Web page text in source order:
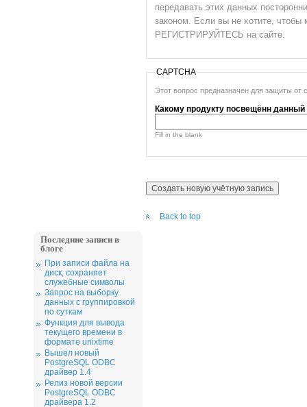
передавать этих данных
законом. Если вы не хотите,
РЕГИСТРИРУЙТЕСЬ на сайте.
CAPTCHA
Этот вопрос предназначен для защиты от
Какому продукту посвещённ
Fill in the blank
Back to top
Последние записи в
блоге
При записи файла на
диск, сохраняет
служебные символы
Запрос на выборку
данных с группировкой
по суткам
Функция для вывода
текущего времени в
формате unixtime
Вышел новый
PostgreSQL ODBC
драйвер 1.4
Релиз новой версии
PostgreSQL ODBC
драйвера 1.2